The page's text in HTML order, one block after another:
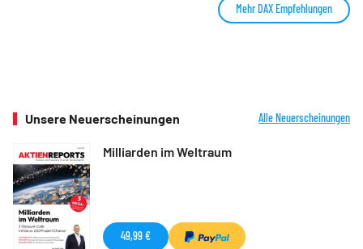
Mehr DAX Empfehlungen
Unsere Neuerscheinungen Alle Neuerscheinungen
Milliarden im Weltraum
49,99 €